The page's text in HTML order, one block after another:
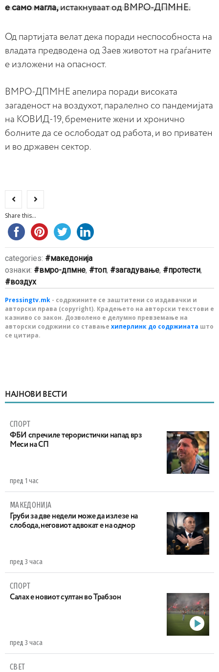
е само магла,истакнуваат од ВМРО-ДПМНЕ.
Од партијата велат дека поради неспособноста на
владата предводена од Заев животот на граѓаните
е изложени на опасност.
ВМРО-ДПМНЕ апелира поради високата
загаденост на воздухот, паралелно со пандемијата
на КОВИД-19, бремените жени и хронично
болните да се ослободат од работа, и во приватен
и во државен сектор.
Share this...
categories:
македонија
ознаки:
вмро-дпмне, топ, загадување, протести,
воздух
Pressingtv.mk - содржините се заштитени со издавачки и
авторски права (copyright). Крадењето на авторски текстови е
казниво со закон. Дозволено е делумно превземање на
авторски содржини со ставање хиперлинк до содржината што
се цитира.
НАЈНОВИ ВЕСТИ
СПОРТ
ФБИ спречиле терористички напад врз
Меси на СП
пред 1 час
МАКЕДОНИЈА
Груби за две недели може да излезе на
слобода, неговиот адвокат е на одмор
пред 3 часа
СПОРТ
Салах е новиот султан во Трабзон
пред 3 часа
СВЕТ